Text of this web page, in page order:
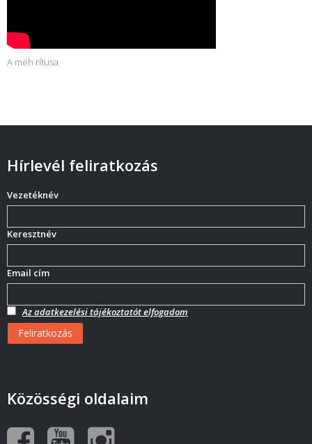
A méh rítusa
Hírlevél feliratkozás
Vezetéknév
Keresztnév
Email cím
Az adatkezelési tájékoztatót elfogadom
Közösségi oldalaim